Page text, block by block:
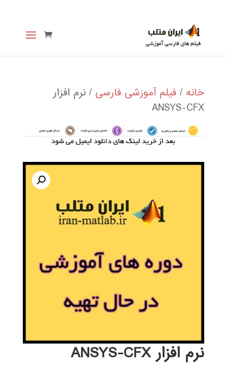
خانه / فیلم آموزشی فارسی / نرم افزار
ANSYS-CFX
نرم افزار ANSYS-CFX